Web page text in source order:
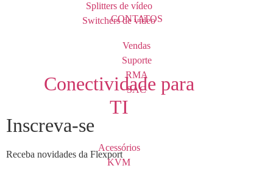
Splitters de vídeo
Switchers de vídeo
Conectividade para
TI
Acessórios
KVM
CONTATOS
Vendas
Suporte
RMA
SAC
Inscreva-se
Receba novidades da Flexport